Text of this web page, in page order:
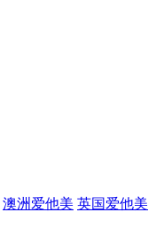
澳洲爱他美 英国爱他美